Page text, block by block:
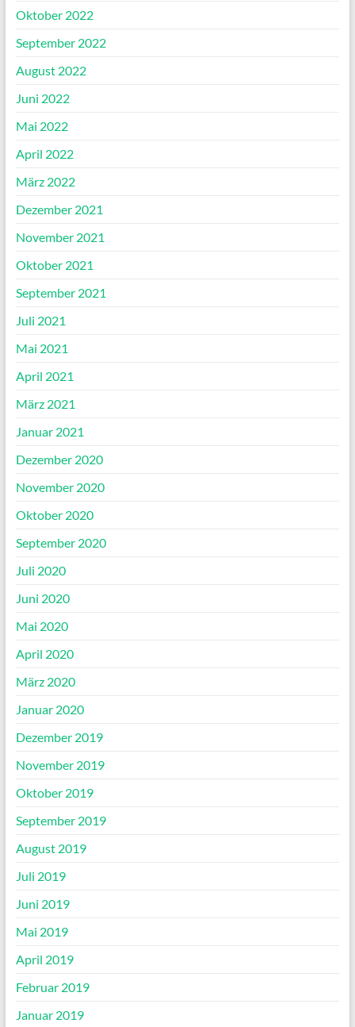
Oktober 2022
September 2022
August 2022
Juni 2022
Mai 2022
April 2022
März 2022
Dezember 2021
November 2021
Oktober 2021
September 2021
Juli 2021
Mai 2021
April 2021
März 2021
Januar 2021
Dezember 2020
November 2020
Oktober 2020
September 2020
Juli 2020
Juni 2020
Mai 2020
April 2020
März 2020
Januar 2020
Dezember 2019
November 2019
Oktober 2019
September 2019
August 2019
Juli 2019
Juni 2019
Mai 2019
April 2019
Februar 2019
Januar 2019